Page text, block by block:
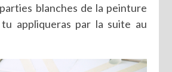
blanches de la peinture
appliqueras par la suite au